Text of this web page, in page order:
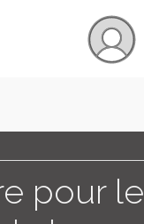
pour le